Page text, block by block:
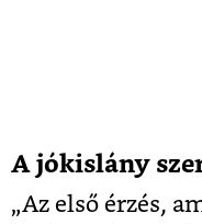
A jókislány
„Az első érzés,